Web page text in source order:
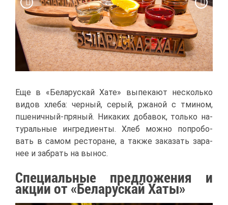
Еще в «Бе­ла­рус­кай Ха­те» вы­пе­ка­ют несколь­ко
ви­дов хле­ба: чер­ный, се­рый, ржа­ной с тми­ном,
пше­нич­ный-пря­ный. Ни­ка­ких до­ба­вок, толь­ко на­
ту­раль­ные ин­гре­ди­ен­ты. Хлеб мож­но по­про­бо­
вать в са­мом ре­сто­ране, а та­к­же за­ка­зать за­ра­
нее и за­брать на вы­нос.
Спе­ци­аль­ные пред­ло­же­ния и
ак­ции от «Бе­ла­рус­кай Ха­ты»